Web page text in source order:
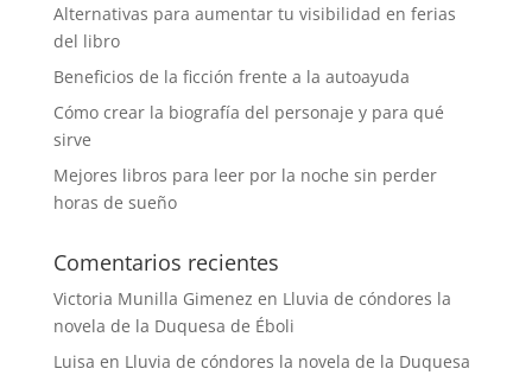
Alternativas para aumentar tu visibilidad en ferias
del libro
Beneficios de la ficción frente a la autoayuda
Cómo crear la biografía del personaje y para qué
sirve
Mejores libros para leer por la noche sin perder
horas de sueño
Comentarios recientes
Victoria Munilla Gimenez en Lluvia de cóndores la
novela de la Duquesa de Éboli
Luisa en Lluvia de cóndores la novela de la Duquesa